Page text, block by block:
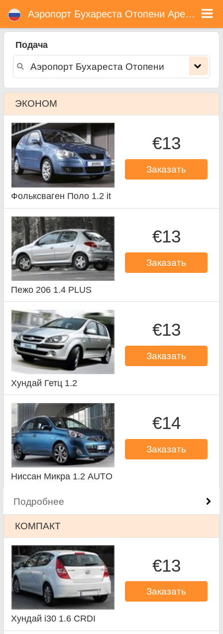
Аэропорт Бухареста Отопени Аренда Автомобиля
Подача
ЭКОНОМ
€13
Заказать
Фольксваген Поло 1.2 it
€13
Заказать
Пежо 206 1.4 PLUS
€13
Заказать
Хундай Гетц 1.2
€14
Заказать
Ниссан Микра 1.2 AUTO
Подробнее
КОМПАКТ
€13
Заказать
Хундай i30 1.6 CRDI